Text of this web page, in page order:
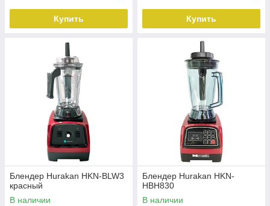
Купить Купить
Блендер Hurakan HKN-BLW3
красный
В наличии
Блендер Hurakan HKN-
HBH830
В наличии